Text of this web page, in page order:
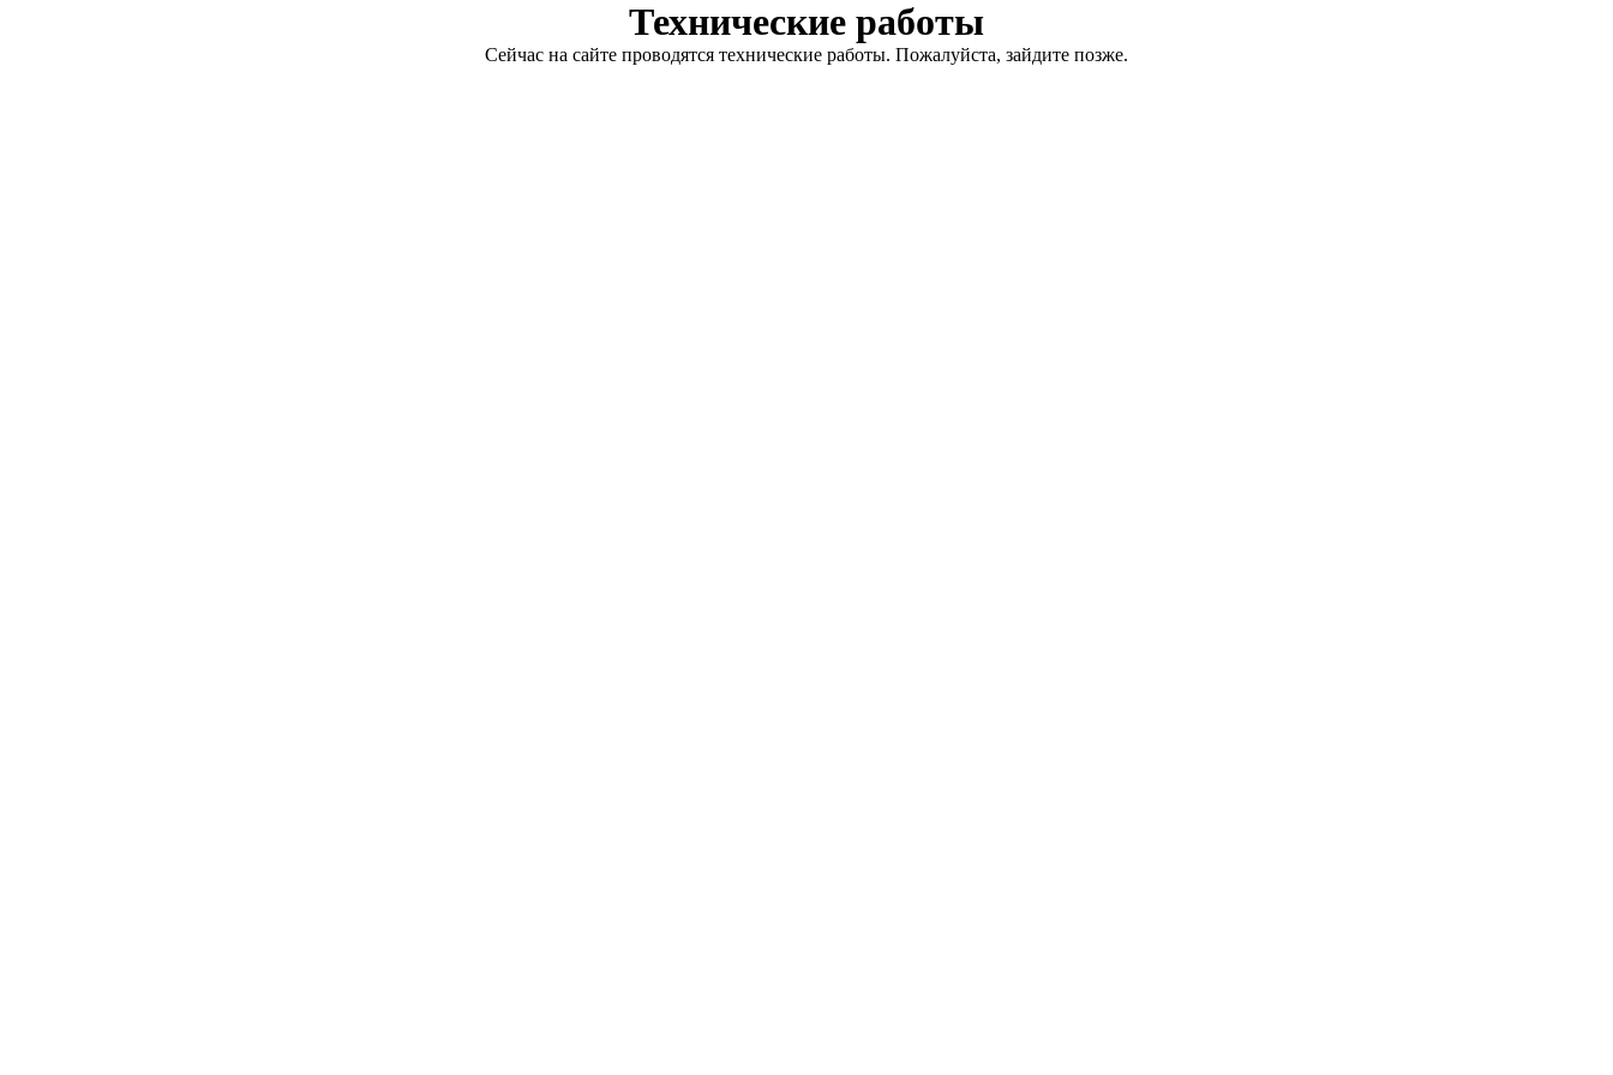
Технические работы
Сейчас на сайте проводятся технические работы. Пожалуйста, зайдите позже.